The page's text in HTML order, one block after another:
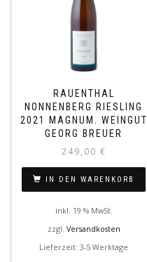
RAUENTHAL
NONNENBERG RIESLING
2021 MAGNUM. WEINGUT
GEORG BREUER
249,00 €
IN DEN WARENKORB
inkl. 19 % MwSt.
zzgl. Versandkosten
Lieferzeit: 3-5 Werktage